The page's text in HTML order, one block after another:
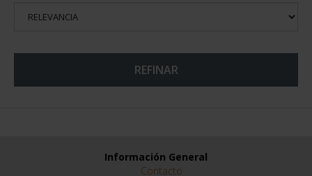
REFINAR
Información General
Contacto